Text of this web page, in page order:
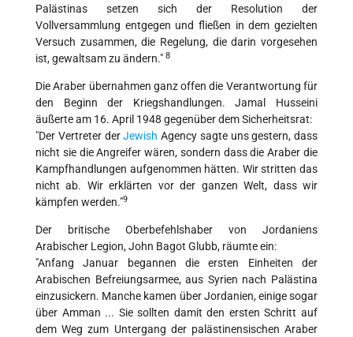
Palästinas setzen sich der Resolution der
Vollversammlung entgegen und fließen in dem gezielten
Versuch zusammen, die Regelung, die darin vorgesehen
ist, gewaltsam zu ändern." 8
Die Araber übernahmen ganz offen die Verantwortung für
den Beginn der Kriegshandlungen. Jamal Husseini
äußerte am 16. April 1948 gegenüber dem Sicherheitsrat:
"Der Vertreter derJewish Agency sagte uns gestern, dass
nicht sie die Angreifer wären, sondern dass die Araber die
Kampfhandlungen aufgenommen hätten. Wir stritten das
nicht ab. Wir erklärten vor der ganzen Welt, dass wir
kämpfen werden."9
Der britische Oberbefehlshaber von Jordaniens
Arabischer Legion, John Bagot Glubb, räumte ein:
"Anfang Januar begannen die ersten Einheiten der
Arabischen Befreiungsarmee, aus Syrien nach Palästina
einzusickern. Manche kamen über Jordanien, einige sogar
über Amman ... Sie sollten damit den ersten Schritt auf
dem Weg zum Untergang der palästinensischen Araber